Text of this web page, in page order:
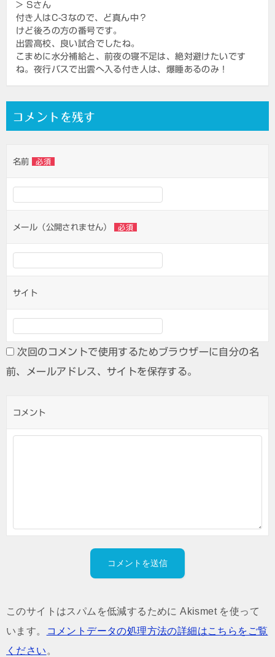
> Sさん
付き人はC-3なので、ど真ん中？
けど後ろの方の番号です。
出雲高校、良い試合でしたね。
こまめに水分補給と、前夜の寝不足は、絶対避けたいです
ね。夜行バスで出雲へ入る付き人は、爆睡あるのみ！
コメントを残す
名前 必須
メール（公開されません） 必須
サイト
次回のコメントで使用するためブラウザーに自分の名
前、メールアドレス、サイトを保存する。
コメント
このサイトはスパムを低減するために Akismet を使って
います。
コメントデータの処理方法の詳細はこちらをご覧
ください 。